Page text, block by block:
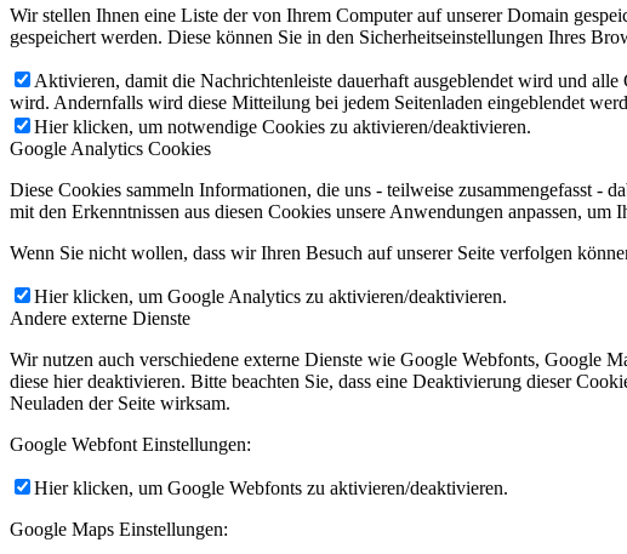
Wir stellen Ihnen eine Liste der von Ihrem Computer auf unserer Domain
gespeichert werden. Diese können Sie in den Sicherheitseinstellungen Ihres
Aktivieren, damit die Nachrichtenleiste dauerhaft ausgeblendet wird und
wird. Andernfalls wird diese Mitteilung bei jedem Seitenladen eingeblendet
Hier klicken, um notwendige Cookies zu aktivieren/deaktivieren.
Google Analytics Cookies
Diese Cookies sammeln Informationen, die uns - teilweise zusammengefasst
mit den Erkenntnissen aus diesen Cookies unsere Anwendungen anpassen, um
Wenn Sie nicht wollen, dass wir Ihren Besuch auf unserer Seite verfolgen
Hier klicken, um Google Analytics zu aktivieren/deaktivieren.
Andere externe Dienste
Wir nutzen auch verschiedene externe Dienste wie Google Webfonts, Google
diese hier deaktivieren. Bitte beachten Sie, dass eine Deaktivierung dieser
Neuladen der Seite wirksam.
Google Webfont Einstellungen:
Hier klicken, um Google Webfonts zu aktivieren/deaktivieren.
Google Maps Einstellungen: